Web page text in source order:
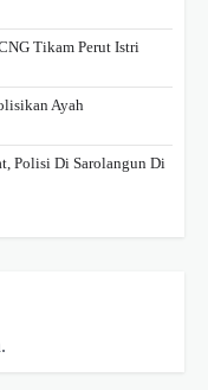
Tikam Perut Istri
Ayah
Polisi Di Sarolangun Di